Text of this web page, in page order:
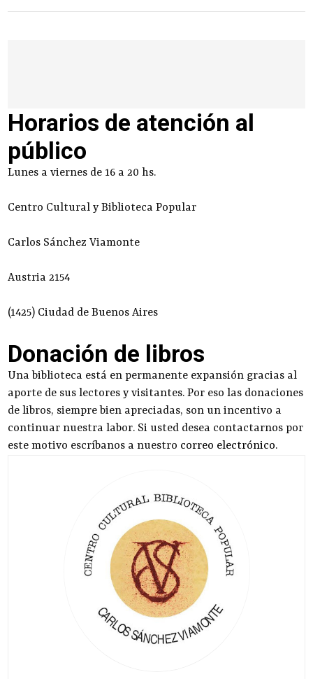
Horarios de atención al
público
Lunes a viernes de 16 a 20 hs.
Centro Cultural y Biblioteca Popular
Carlos Sánchez Viamonte
Austria 2154
(1425) Ciudad de Buenos Aires
Donación de libros
Una biblioteca está en permanente expansión gracias al
aporte de sus lectores y visitantes. Por eso las donaciones
de libros, siempre bien apreciadas, son un incentivo a
continuar nuestra labor. Si usted desea contactarnos por
este motivo escríbanos a nuestro correo electrónico.